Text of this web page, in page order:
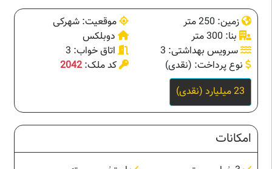
زمین: 250 متر
موقعیت: شهرکی
بنا: 300 متر
دوبلکس
سرویس بهداشتی: 3
اتاق خواب: 3
نوع پرداخت: (نقدی)
کد ملک: 2042
23 میلیارد (نقدی)
امکانات